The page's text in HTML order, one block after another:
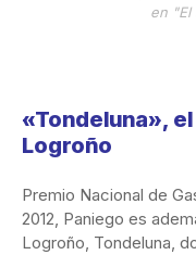
en "El
«Tondeluna»,
Logroño
Premio Nacional de
2012, Paniego es
Logroño, Tondeluna,